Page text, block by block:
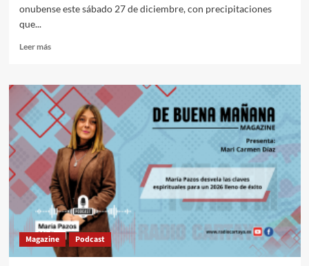
onubense este sábado 27 de diciembre, con precipitaciones
que...
Leer más
Magazine Podcast